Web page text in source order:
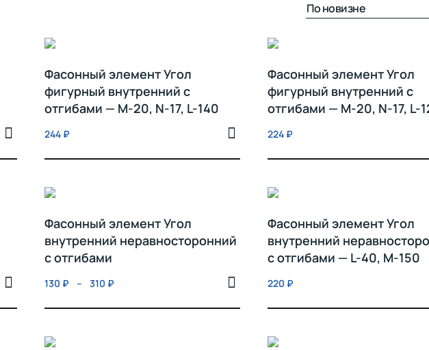
Фасонный элемент Угол
фигурный внутренний с
отгибами — M-20, N-17, L-140
244 ₽
Фасонный элемент Угол
фигурный внутренний с
отгибами — M-20, N-17, L-
224 ₽
Фасонный элемент Угол
внутренний неравносторонний
с отгибами
130 ₽ – 310 ₽
Фасонный элемент Угол
внутренний
с отгибами — L-40, M-150
220 ₽